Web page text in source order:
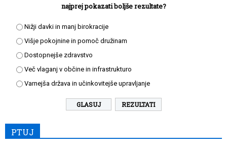
najprej pokazati boljše rezultate?
Nižji davki in manj birokracije
Višje pokojnine in pomoč družinam
Dostopnejše zdravstvo
Več vlaganj v občine in infrastrukturo
Varnejša država in učinkovitejše upravljanje
REZULTATI
PTUJ